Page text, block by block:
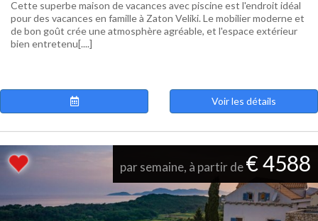
Cette superbe maison de vacances avec piscine est l'endroit idéal
pour des vacances en famille à Zaton Veliki. Le mobilier moderne et
de bon goût crée une atmosphère agréable, et l'espace extérieur
bien entretenu[....]
Voir les détails
par semaine, à partir de€ 4588